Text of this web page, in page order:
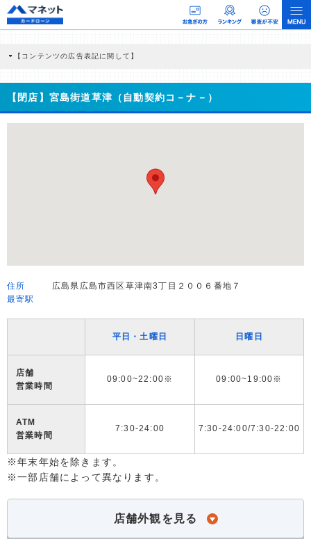
【コンテンツの広告表記に関して】
商品を根拠なくPRするものではなく、当編集部の調査／ユーザーへの口コミ収集な
どに基づき、公平性を担保した情報提供を行っています。
>提携企業一覧
【閉店】宮島街道草津（自動契約コ－ナ－）
住所
広島県広島市西区草津南3丁目２００６番地７
最寄駅
平日・土曜日 日曜日
店舗
営業時間
09:00~22:00※ 09:00~19:00※
ATM
営業時間
7:30-24:00 7:30-24:00/7:30-22:00
※年末年始を除きます。
※一部店舗によって異なります。
店舗外観を見る